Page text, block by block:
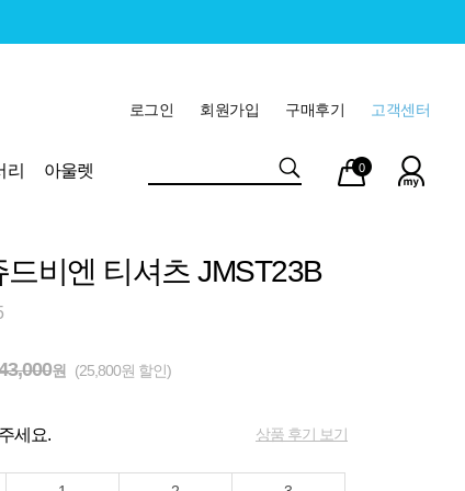
고객센터
구매후기
회원가입
로그인
리
아울렛
마이
페이
장바
구니
0
드비엔 티셔츠 JMST23B
원 (25,800원 할인)
세요. 상품 후기 보기